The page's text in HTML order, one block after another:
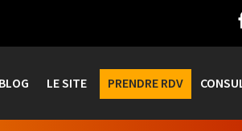
LE SITE PRENDRE RDV